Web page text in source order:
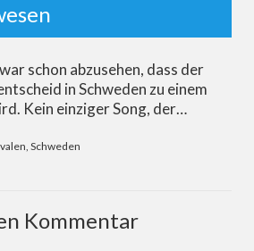
schon abzusehen, dass der
in Schweden zu einem
Kein einziger Song, der…
, Schweden
Kommentar